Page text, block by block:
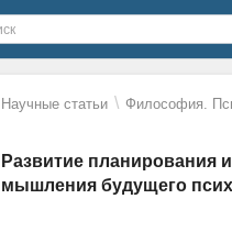
Научные статьи \ Философия.
Развитие планирования
мышления будущего